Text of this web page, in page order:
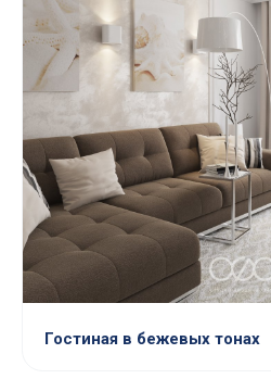
Гостиная в бежевых тонах